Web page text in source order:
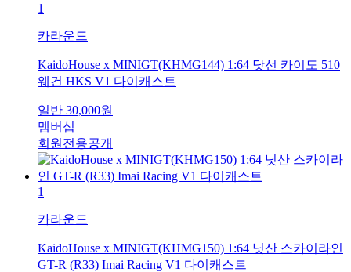
1
카라운드
KaidoHouse x MINIGT(KHMG144) 1:64 닷선 카이도 510
웨건 HKS V1 다이캐스트
일반 30,000원
멤버십
회원전용공개
1
카라운드
KaidoHouse x MINIGT(KHMG150) 1:64 닛산 스카이라인
GT-R (R33) Imai Racing V1 다이캐스트